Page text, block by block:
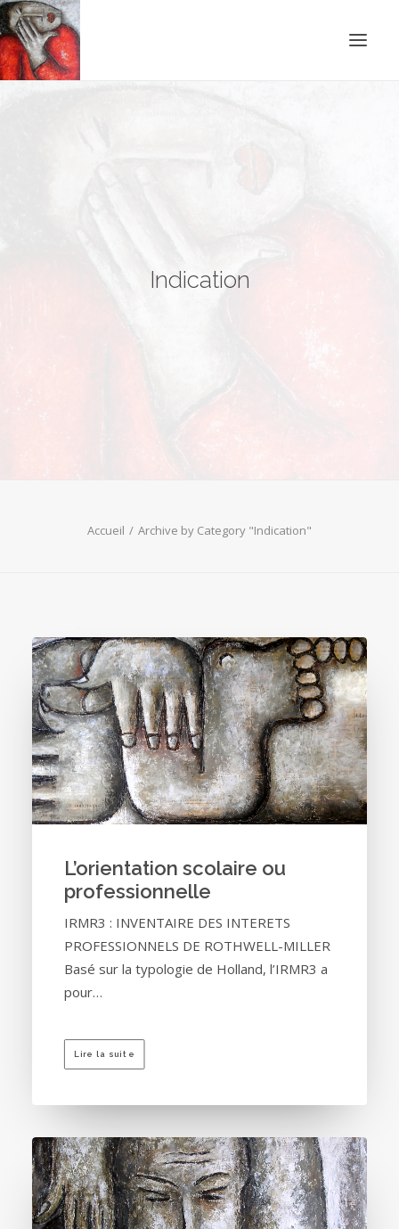
Indication
Accueil Archive by Category "Indication"
L’orientation scolaire ou
professionnelle
IRMR3 : INVENTAIRE DES INTERETS
PROFESSIONNELS DE ROTHWELL-MILLER
Basé sur la typologie de Holland, l’IRMR3 a
pour…
Lire la suite